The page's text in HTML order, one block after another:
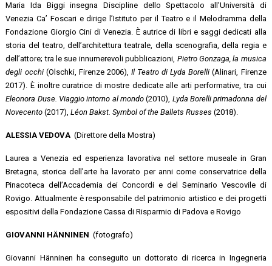
Maria Ida Biggi insegna Discipline dello Spettacolo all’Università di
Venezia Ca’ Foscari e dirige l’Istituto per il Teatro e il Melodramma della
Fondazione Giorgio Cini di Venezia. È autrice di libri e saggi dedicati alla
storia del teatro, dell’architettura teatrale, della scenografia, della regia e
dell’attore; tra le sue innumerevoli pubblicazioni, Pietro Gonzaga, la musica
degli occhi(Olschki, Firenze 2006), Il Teatro di Lyda Borelli (Alinari, Firenze
2017). È inoltre curatrice di mostre dedicate alle arti performative, tra cui
Eleonora Duse. Viaggio intorno al mondo (2010), Lyda Borelli primadonna del
Novecento(2017),Léon Bakst. Symbol of the Ballets Russes (2018).
ALESSIA VEDOVA (Direttore della Mostra)
Laurea a Venezia ed esperienza lavorativa nel settore museale in Gran
Bretagna, storica dell’arte ha lavorato per anni come conservatrice della
Pinacoteca dell’Accademia dei Concordi e del Seminario Vescovile di
Rovigo. Attualmente è responsabile del patrimonio artistico e dei progetti
espositivi della Fondazione Cassa di Risparmio di Padova e Rovigo
GIOVANNI HÄNNINEN (fotografo)
Giovanni Hänninen ha conseguito un dottorato di ricerca in Ingegneria